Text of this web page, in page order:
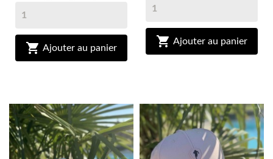
 Ajouter au panier  Ajouter au panier